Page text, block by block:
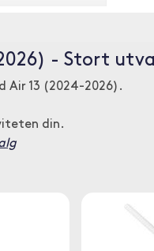
- Stort
Air 13 (2024-2026).
din.